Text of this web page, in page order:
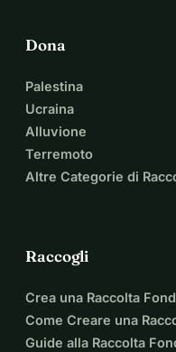
Dona
Palestina
Ucraina
Alluvione
Terremoto
Altre Categorie di
Raccogli
Crea una Raccolta
Come Creare una
Guide alla Raccolta